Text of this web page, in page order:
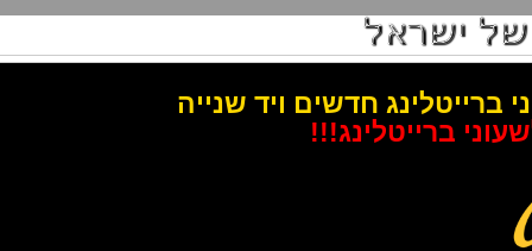
חדשים ויד שנייה
ברייטלינג!!!